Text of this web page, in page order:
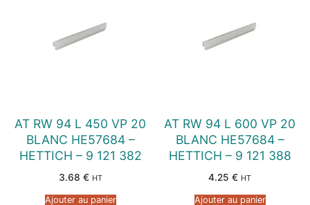
AT RW 94 L 450 VP 20
BLANC HE57684 –
HETTICH – 9 121 382
3.68 € HT
Ajouter au panier
AT RW 94 L 600 VP 20
BLANC HE57684 –
HETTICH – 9 121 388
4.25 € HT
Ajouter au panier